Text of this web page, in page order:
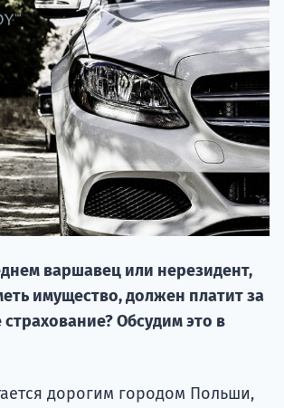
варшавец или нерезидент,
имущество, должен платит за
Обсудим это в
дорогим городом Польши,
20.09